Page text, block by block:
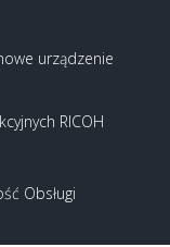
urządzenie
RICOH
Obsługi